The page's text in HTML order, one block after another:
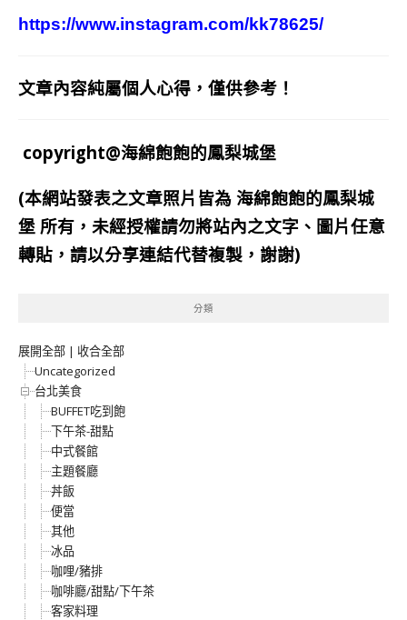
https://www.instagram.com/kk78625/
文章內容純屬個人心得，僅供參考！
copyright@海綿飽飽的鳳梨城堡
(本網站發表之文章照片皆為 海綿飽飽的鳳梨城
堡 所有，未經授權請勿將站內之文字、圖片任意
轉貼，請以分享連結代替複製，謝謝)
分類
展開全部 | 收合全部
Uncategorized
台北美食
BUFFET吃到飽
下午茶-甜點
中式餐館
主題餐廳
丼飯
便當
其他
冰品
咖哩/豬排
咖啡廳/甜點/下午茶
客家料理